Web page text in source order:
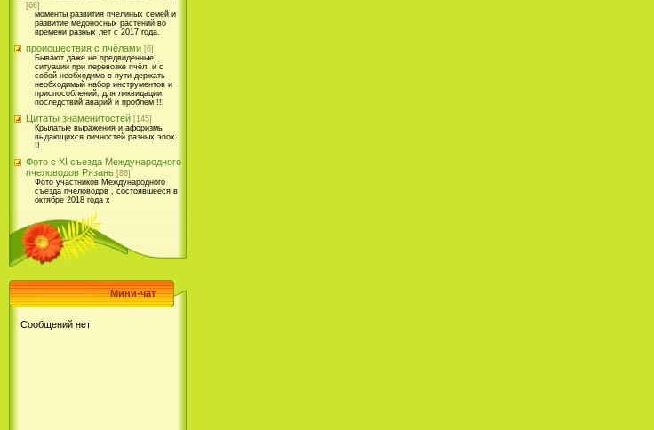
[68]
моменты развития пчелиных семей и
развитие медоносных растений во
времени разных лет с 2017 года.
происшествия с пчёлами [6]
Бывают даже не предвиденные
ситуации при перевозке пчёл, и с
собой необходимо в пути держать
необходимый набор инструментов и
приспособлений, для ликвидации
последствий аварий и проблем !!!
Цитаты знаменитостей [145]
Крылатые выражения и афоризмы
выдающихся личностей разных эпох
!!
Фото с XI съезда Международного
пчеловодов Рязань [86]
Фото участников Международного
съезда пчеловодов , состоявшееся в
октябре 2018 года х
Мини-чат